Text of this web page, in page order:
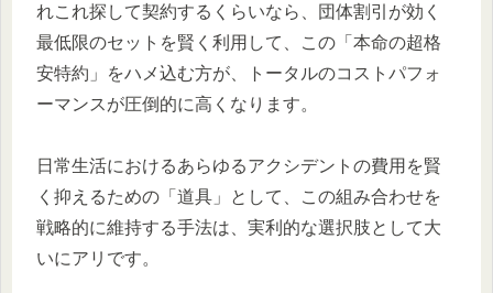
れこれ探して契約するくらいなら、団体割引が効く
最低限のセットを賢く利用して、この「本命の超格
安特約」をハメ込む方が、トータルのコストパフォ
ーマンスが圧倒的に高くなります。
日常生活におけるあらゆるアクシデントの費用を賢
く抑えるための「道具」として、この組み合わせを
戦略的に維持する手法は、実利的な選択肢として大
いにアリです。